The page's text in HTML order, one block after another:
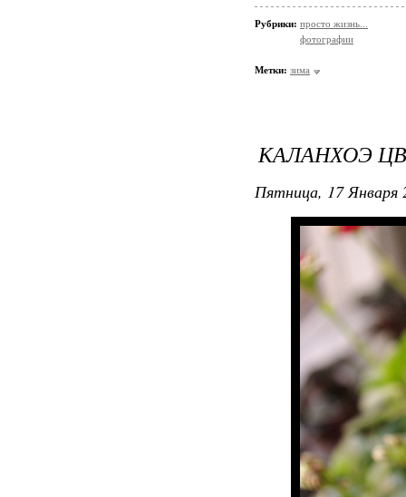
Рубрики: просто жизнь...
фотографии
Метки: зима
КАЛАНХОЭ
Пятница, 17 Января